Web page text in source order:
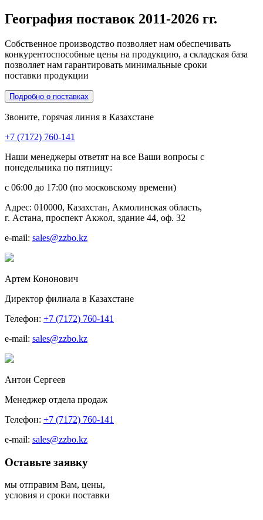
География поставок 2011-2026 гг.
Собственное производство позволяет нам обеспечивать
конкурентоспособные цены на продукцию, а складская база
позволяет нам гарантировать минимальные сроки
поставки продукции
Подробно о поставках
Звоните, горячая линия в Казахстане
+7 (7172) 760-141
Наши менеджеры ответят на все Ваши вопросы с
понедельника по пятницу:
с 06:00 до 17:00 (по московскому времени)
Адрес: 010000, Казахстан, Акмолинская область,
г. Астана, проспект Акжол, здание 44, оф. 32
e-mail: sales@zzbo.kz
Артем Кононович
Директор филиала в Казахстане
Телефон: +7 (7172) 760-141
e-mail: sales@zzbo.kz
Антон Сергеев
Менеджер отдела продаж
Телефон: +7 (7172) 760-141
e-mail: sales@zzbo.kz
Оставьте заявку
мы отправим Вам, цены,
условия и сроки поставки